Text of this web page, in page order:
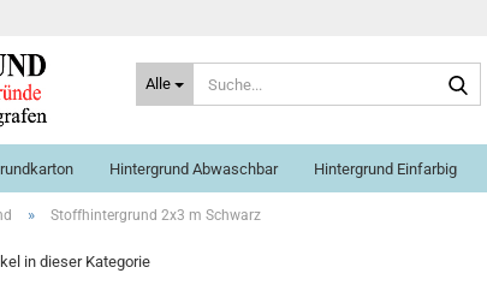
Alle
Hintergrund Abwaschbar Hintergrund Einfarbig
» Stoffhintergrund 2x3 m Schwarz
in dieser Kategorie